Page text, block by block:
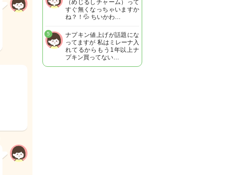
（めじるしチャーム）って
すぐ無くなっちゃいますか
ね？！💦 ちいかわ…
ナプキン値上げが話題にな
ってますが 私はミレーナ入
れてるからもう1年以上ナ
プキン買ってない…
5